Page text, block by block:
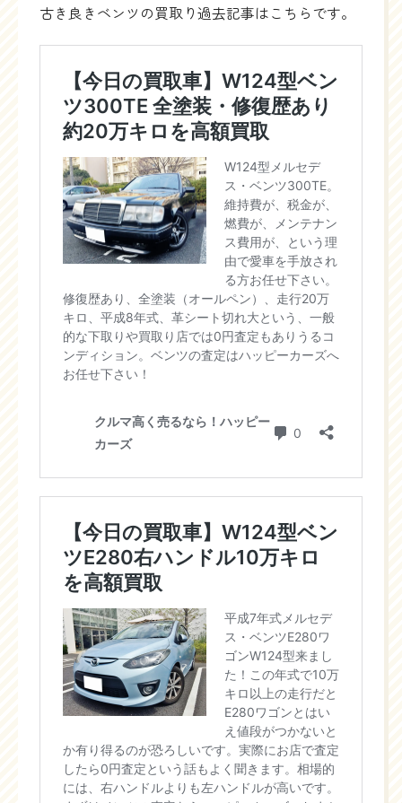
古き良きベンツの買取り過去記事はこちらです。